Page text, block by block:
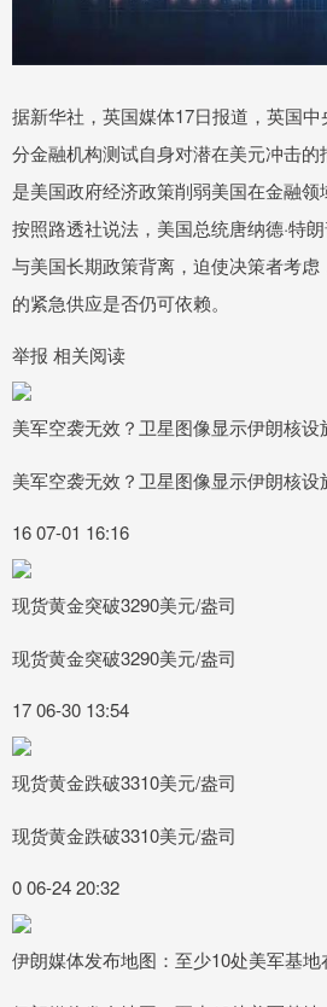
据新华社，英国媒体17日报道，英国
分金融机构测试自身对潜在美元冲击
是美国政府经济政策削弱美国在金融领
按照路透社说法，美国总统唐纳德·特
与美国长期政策背离，迫使决策者考
的紧急供应是否仍可依赖。
举报 相关阅读
美军空袭无效？卫星图像显示伊朗核设
美军空袭无效？卫星图像显示伊朗核设
16 07-01 16:16
现货黄金突破3290美元/盎司
现货黄金突破3290美元/盎司
17 06-30 13:54
现货黄金跌破3310美元/盎司
现货黄金跌破3310美元/盎司
0 06-24 20:32
伊朗媒体发布地图：至少10处美军基